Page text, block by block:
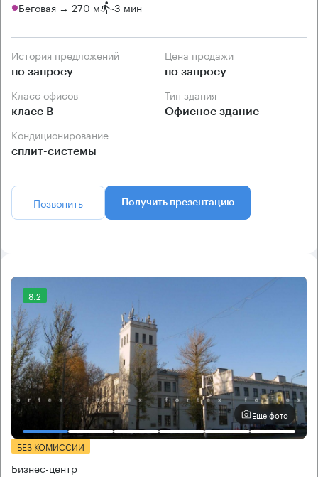
Беговая → 270 м ~3 мин
История предложений
по запросу
Цена продажи
по запросу
Класс офисов
класс B
Тип здания
Офисное здание
Кондиционирование
сплит-системы
Позвонить Получить презентацию
8.2
Еще фото
БЕЗ КОМИССИИ
Бизнес-центр